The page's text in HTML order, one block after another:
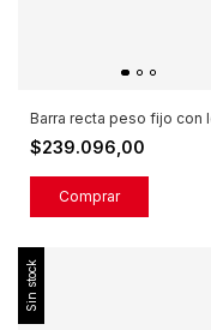
Barra recta peso fijo con
$239.096,00
Comprar
Sin stock